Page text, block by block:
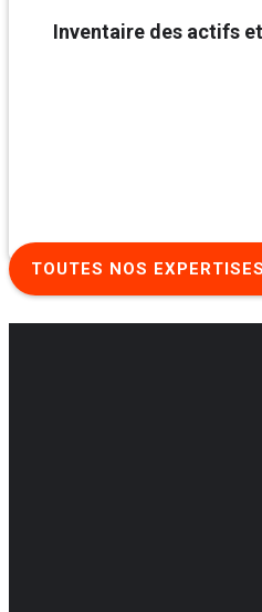
Inventaire des actifs
TOUTES NOS EXPERTISES